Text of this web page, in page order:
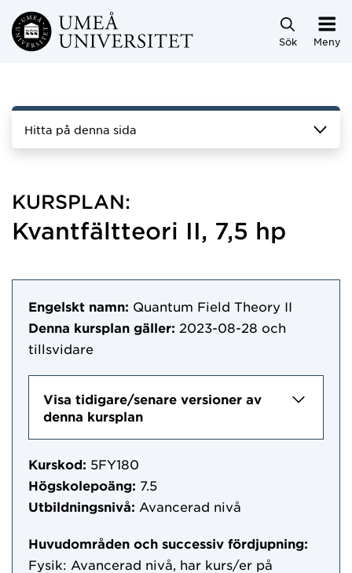
Hoppa direkt till innehållet
Sök Meny
Hitta på denna sida
KURSPLAN:
Kvantfältteori II, 7,5 hp
Engelskt namn: Quantum Field Theory II
Denna kursplan gäller: 2023-08-28 och
tillsvidare
Visa tidigare/senare versioner av
denna kursplan
Kurskod: 5FY180
Högskolepoäng: 7.5
Utbildningsnivå: Avancerad nivå
Huvudområden och successiv fördjupning:
Fysik: Avancerad nivå, har kurs/er på